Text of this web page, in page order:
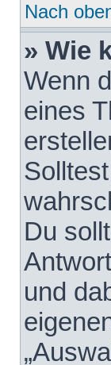
Nach
» Wie
Wenn
eines
Du
und